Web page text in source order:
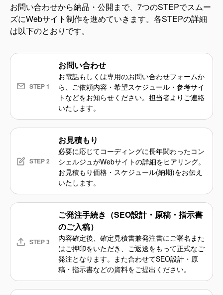
お問い合わせから納品・公開まで、7つのSTEPでスムー
ズにWebサイト制作を進めていきます。各STEPの詳細
は以下のとおりです。
STEP 1
お問い合わせ
お電話もしくは専用のお問い合わせフォームか
ら、ご依頼内容・希望スケジュール・参考サイ
トなどをお知らせください。担当者よりご連絡
いたします。
STEP 2
お見積もり
必要に応じてコーディングに長年関わったコン
シェルジュがWebサイトの詳細をヒアリング。
お見積もり価格・スケジュール(納期)をお伝え
いたします。
STEP 3
ご発注手続き（SEO設計・原稿・指示書
のご入稿）
内容確定後、確定見積書兼発注書にご署名また
はご押印をいただき、ご返送をもって正式なご
発注となります。また合わせてSEO設計・原
稿・指示書などの資料をご提出ください。